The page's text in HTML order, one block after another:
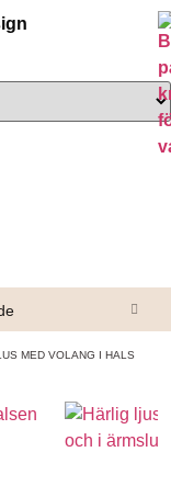
MED VOLANG I HALS